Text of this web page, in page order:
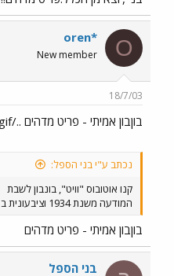
O
oren*
New member
18/7/03
בוןבון אמיתי - פריט מדהים ../images/Emo98.gif
נכתב ע"י בני הספל:
קנו אוטובוס "וויט", בונבון לשבת
המודעה משנת 1934 וציבעונית במקור!
בוןבון אמיתי - פריט מדהים
בני הספל